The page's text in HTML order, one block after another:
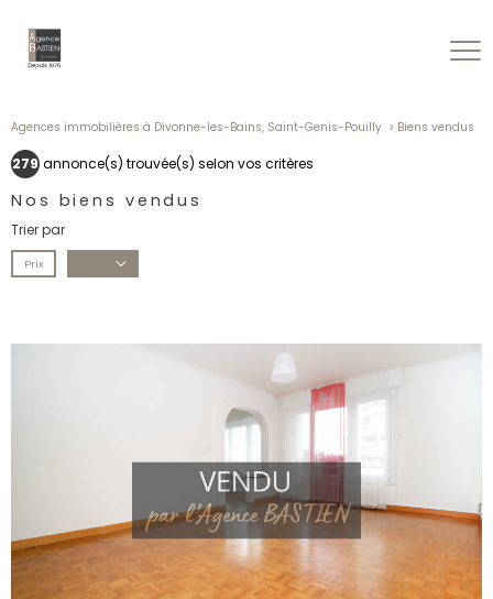
Agences immobilières à Divonne-les-Bains, Saint-Genis-Pouilly Biens vendus
279 annonce(s) trouvée(s) selon vos critères
Nos biens vendus
Trier par
Prix
voir le
bien